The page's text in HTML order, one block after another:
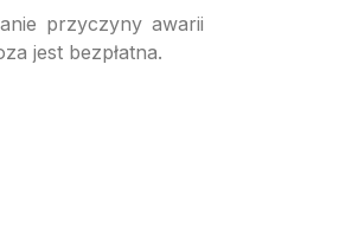
przyczyny awarii
jest bezpłatna.